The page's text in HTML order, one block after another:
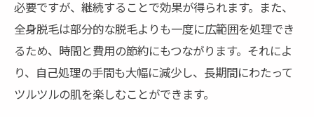
リピーターが多いサロンの魅力
最新技術を導入するサロンのメリット
スタッフの接客態度が好評な理由
価格だけで選ばない賢い選び方
アフターケアが充実した脱毛サロンを見つける
必要ですが、継続することで効果が得られます。また、
全身脱毛は部分的な脱毛よりも一度に広範囲を処理でき
るため、時間と費用の節約にもつながります。それによ
り、自己処理の手間も大幅に減少し、長期間にわたって
ツルツルの肌を楽しむことができます。